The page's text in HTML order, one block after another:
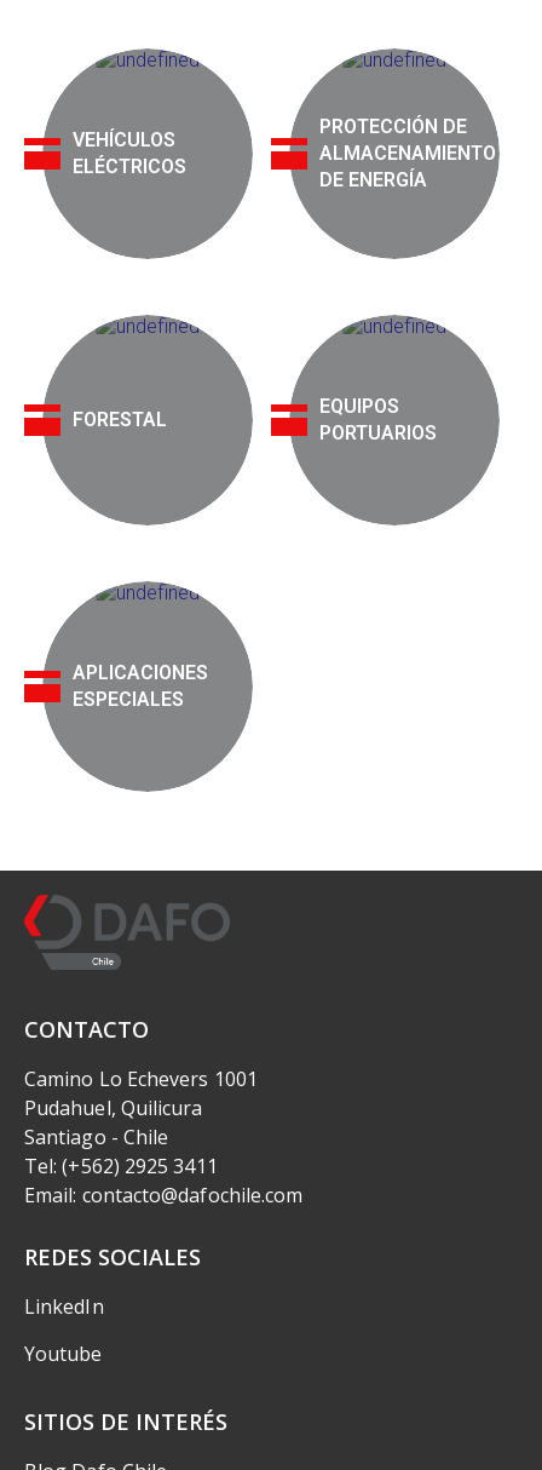
VEHÍCULOS
ELÉCTRICOS
PROTECCIÓN DE
ALMACENAMIENTO
DE ENERGÍA
FORESTAL
EQUIPOS
PORTUARIOS
APLICACIONES
ESPECIALES
CONTACTO
Camino Lo Echevers 1001
Pudahuel, Quilicura
Santiago - Chile
Tel: (+562) 2925 3411
Email: contacto@dafochile.com
REDES SOCIALES
LinkedIn
Youtube
SITIOS DE INTERÉS